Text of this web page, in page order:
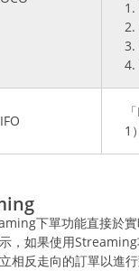
1.
2.
3.
4.
IFO
1
下單功能直接於實
，如果使用
相反走向的訂單以進行